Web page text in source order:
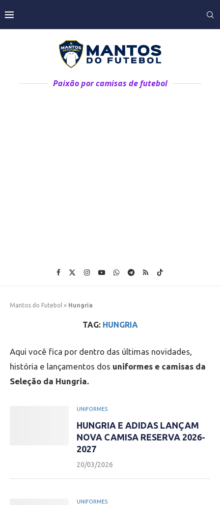
Paixão por camisas de futebol
Mantos do Futebol » Hungria
TAG: HUNGRIA
Aqui você fica por dentro das últimas novidades,
história e lançamentos dos uniformes e camisas da
Seleção da Hungria.
UNIFORMES
HUNGRIA E ADIDAS LANÇAM
NOVA CAMISA RESERVA 2026-
2027
20/03/2026
UNIFORMES